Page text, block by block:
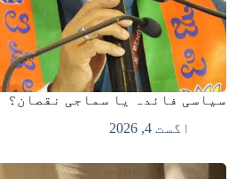
سیاسی فائدہ یا سماجی نقصان؟
اگست 4, 2026